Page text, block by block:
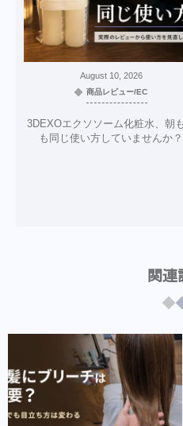
August 10, 2026
商品レビュー/EC
3DEXOエクソソーム化粧水、朝
も同じ使い方していませんか？
関連